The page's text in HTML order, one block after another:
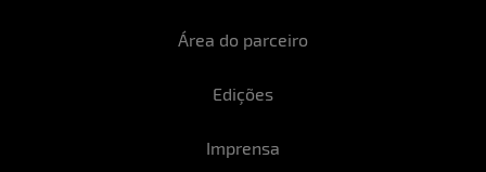
Área do parceiro
Edições
Imprensa